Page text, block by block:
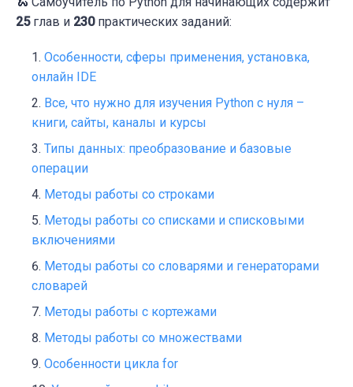
25 глав и 230 практических заданий:
Особенности, сферы применения, установка,
онлайн IDE
Все, что нужно для изучения Python с нуля –
книги, сайты, каналы и курсы
Типы данных: преобразование и базовые
операции
Методы работы со строками
Методы работы со списками и списковыми
включениями
Методы работы со словарями и генераторами
словарей
Методы работы с кортежами
Методы работы со множествами
Особенности цикла for